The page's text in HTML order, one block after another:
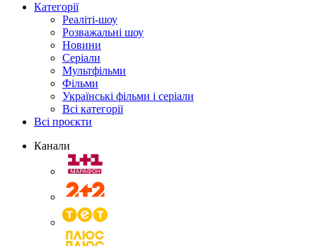
Категорії
Реаліті-шоу
Розважальні шоу
Новини
Серіали
Мультфільми
Фільми
Українські фільми і серіали
Всі категорії
Всі проєкти
Канали